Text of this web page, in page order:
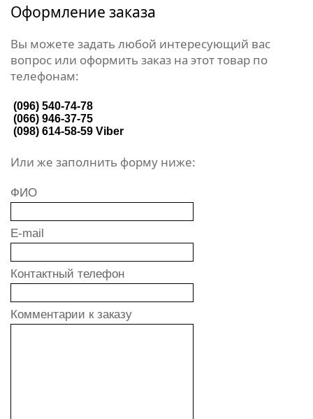
Оформление заказа
Вы можете задать любой интересующий вас
вопрос или оформить заказ на этот товар по
телефонам:
(096) 540-74-78
(066) 946-37-75
(098) 614-58-59 Viber
Или же заполнить форму ниже:
ФИО
E-mail
Контактный телефон
Комментарии к заказу